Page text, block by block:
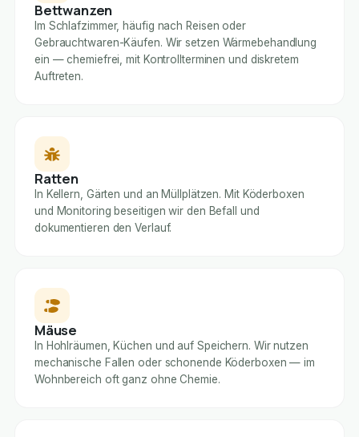
Bettwanzen
Im Schlafzimmer, häufig nach Reisen oder
Gebrauchtwaren-Käufen. Wir setzen Wärmebehandlung
ein — chemiefrei, mit Kontrollterminen und diskretem
Auftreten.
Ratten
In Kellern, Gärten und an Müllplätzen. Mit Köderboxen
und Monitoring beseitigen wir den Befall und
dokumentieren den Verlauf.
Mäuse
In Hohlräumen, Küchen und auf Speichern. Wir nutzen
mechanische Fallen oder schonende Köderboxen — im
Wohnbereich oft ganz ohne Chemie.